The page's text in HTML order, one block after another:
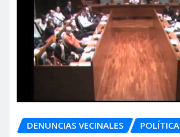
DENUNCIAS VECINALES POLÍTICA